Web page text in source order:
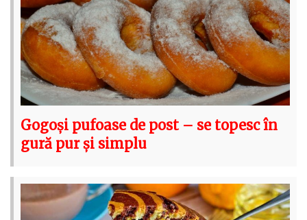
Gogoși pufoase de post – se topesc în
gură pur și simplu